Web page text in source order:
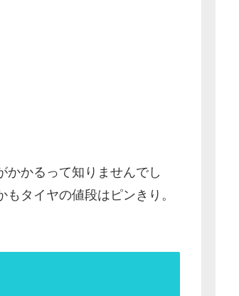
かかるって知りませんでし
タイヤの値段はピンきり。